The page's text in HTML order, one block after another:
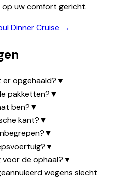
uw comfort gericht.
Dinner Cruise →
er opgehaald?▼
pakketten?▼
ben?▼
kant?▼
▼
▼
de ophaal?▼
wegens slecht